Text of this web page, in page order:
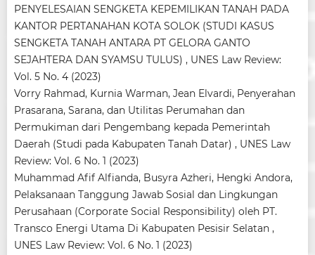
PENYELESAIAN SENGKETA KEPEMILIKAN TANAH PADA
KANTOR PERTANAHAN KOTA SOLOK (STUDI KASUS
SENGKETA TANAH ANTARA PT GELORA GANTO
SEJAHTERA DAN SYAMSU TULUS) , UNES Law Review:
Vol. 5 No. 4 (2023)
Vorry Rahmad, Kurnia Warman, Jean Elvardi, Penyerahan
Prasarana, Sarana, dan Utilitas Perumahan dan
Permukiman dari Pengembang kepada Pemerintah
Daerah (Studi pada Kabupaten Tanah Datar) , UNES Law
Review: Vol. 6 No. 1 (2023)
Muhammad Afif Alfianda, Busyra Azheri, Hengki Andora,
Pelaksanaan Tanggung Jawab Sosial dan Lingkungan
Perusahaan (Corporate Social Responsibility) oleh PT.
Transco Energi Utama Di Kabupaten Pesisir Selatan ,
UNES Law Review: Vol. 6 No. 1 (2023)